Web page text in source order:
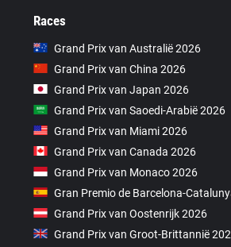
Races
Grand Prix van Australië 2026
Grand Prix van China 2026
Grand Prix van Japan 2026
Grand Prix van Saoedi-Arabië 2026
Grand Prix van Miami 2026
Grand Prix van Canada 2026
Grand Prix van Monaco 2026
Gran Premio de Barcelona-
Grand Prix van Oostenrijk 2026
Grand Prix van Groot-Brittannië